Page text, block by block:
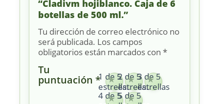
“Cladivm hojiblanco. Caja de 6
botellas de 500 ml.”
Tu dirección de correo electrónico no
será publicada. Los campos
obligatorios están marcados con *
Tu
puntuación *1 de 5
estrellas
2 de 5
estrellas
3 de 5
estrellas
4 de 55 de 5